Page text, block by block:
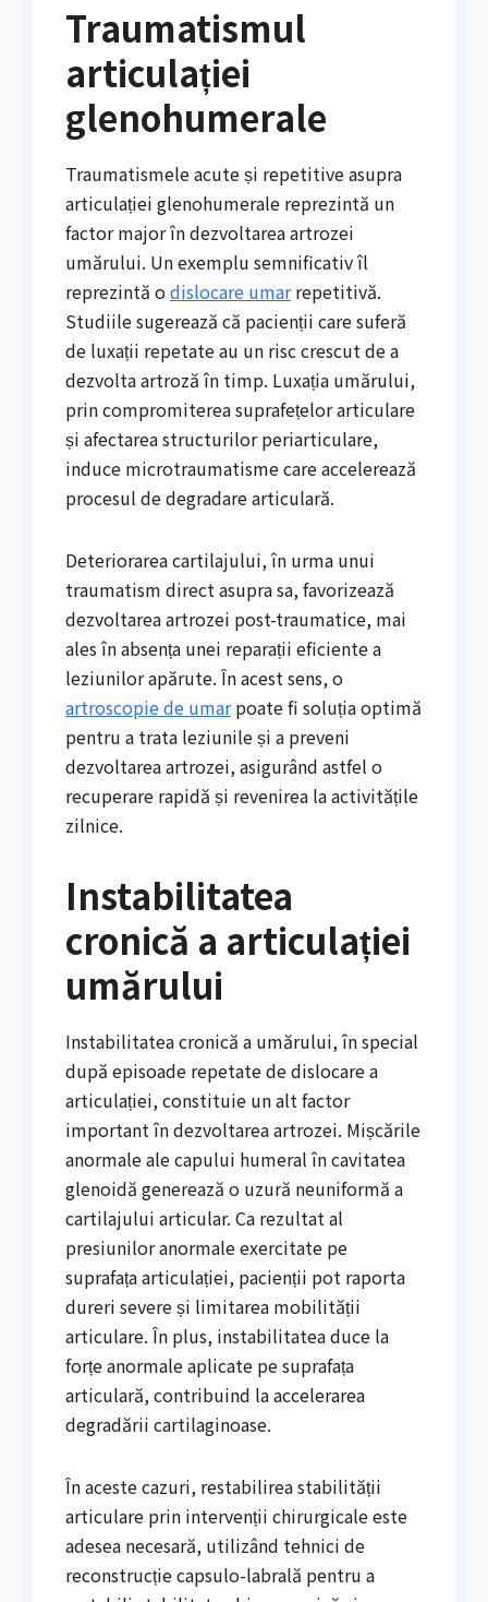
Traumatismul
articulației
glenohumerale
Traumatismele acute și repetitive asupra
articulației glenohumerale reprezintă un
factor major în dezvoltarea artrozei
umărului. Un exemplu semnificativ îl
reprezintă odislocare umarrepetitivă.
Studiile sugerează că pacienții care suferă
de luxații repetate au un risc crescut de a
dezvolta artroză în timp. Luxația umărului,
prin compromiterea suprafețelor articulare
și afectarea structurilor periarticulare,
induce microtraumatisme care accelerează
procesul de degradare articulară.
Deteriorarea cartilajului, în urma unui
traumatism direct asupra sa, favorizează
dezvoltarea artrozei post-traumatice, mai
ales în absența unei reparații eficiente a
leziunilor apărute. În acest sens, o
artroscopie de umarpoate fi soluția optimă
pentru a trata leziunile și a preveni
dezvoltarea artrozei, asigurând astfel o
recuperare rapidă și revenirea la activitățile
zilnice.
Instabilitatea
cronică a articulației
umărului
Instabilitatea cronică a umărului, în special
după episoade repetate de dislocare a
articulației, constituie un alt factor
important în dezvoltarea artrozei. Mișcările
anormale ale capului humeral în cavitatea
glenoidă generează o uzură neuniformă a
cartilajului articular. Ca rezultat al
presiunilor anormale exercitate pe
suprafața articulației, pacienții pot raporta
dureri severe și limitarea mobilității
articulare. În plus, instabilitatea duce la
forțe anormale aplicate pe suprafața
articulară, contribuind la accelerarea
degradării cartilaginoase.
În aceste cazuri, restabilirea stabilității
articulare prin intervenții chirurgicale este
adesea necesară, utilizând tehnici de
reconstrucție capsulo-labrală pentru a